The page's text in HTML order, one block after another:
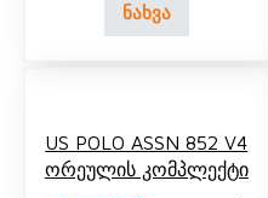
ნახვა
US POLO ASSN 852 V4
Ორეულის Კომპლექტი